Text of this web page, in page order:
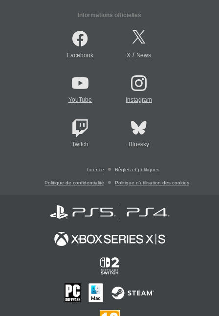
Informations officielles
Facebook X/ News
YouTube Instagram
Twitch Bluesky
Licence Règles et politiques
Politique de confidentialité Politique d'utilisation des cookies